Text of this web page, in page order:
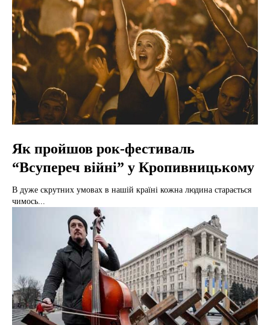
Як пройшов рок-фестиваль
“Всупереч війні” у Кропивницькому
В дуже скрутних умовах в нашій країні кожна людина старається
чимось...